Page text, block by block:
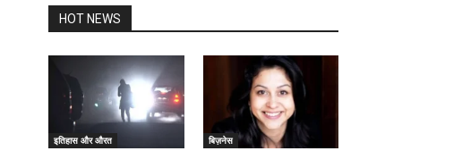
HOT NEWS
इतिहास और औरत बिज़नेस